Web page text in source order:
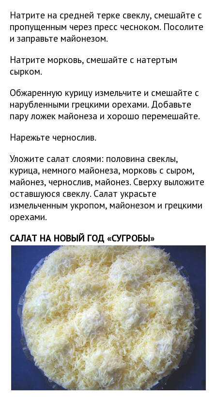
Натрите на средней терке свеклу, смешайте с
пропущенным через пресс чесноком. Посолите
и заправьте майонезом.
Натрите морковь, смешайте с натертым
сырком.
Обжаренную курицу измельчите и смешайте с
нарубленными грецкими орехами. Добавьте
пару ложек майонеза и хорошо перемешайте.
Нарежьте чернослив.
Уложите салат слоями: половина свеклы,
курица, немного майонеза, морковь с сыром,
майонез, чернослив, майонез. Сверху выложите
оставшуюся свеклу. Салат украсьте
измельченным укропом, майонезом и грецкими
орехами.
САЛАТ НА НОВЫЙ ГОД «СУГРОБЫ»